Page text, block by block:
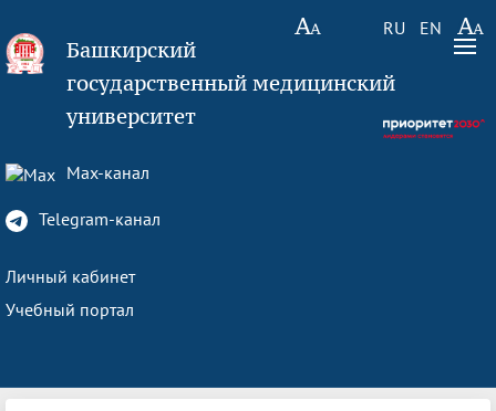
RU EN
Башкирский
государственный медицинский
университет
Max-канал
Telegram-канал
Личный кабинет
Учебный портал